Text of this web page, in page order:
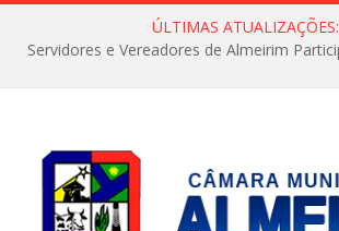
ÚLTIMAS ATUALIZAÇÕES: